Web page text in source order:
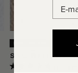
BEST SELLER
SAC BANANE